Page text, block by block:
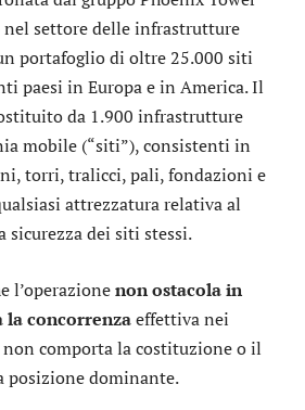
settore delle infrastrutture
portafoglio di oltre 25.000 siti
paesi in Europa e in America. Il
da 1.900 infrastrutture
mobile (“siti”), consistenti in
torri, tralicci, pali, fondazioni e
attrezzatura relativa al
sicurezza dei siti stessi.
l’operazionenon ostacola in
concorrenzaeffettiva nei
comporta la costituzione o il
posizione dominante.